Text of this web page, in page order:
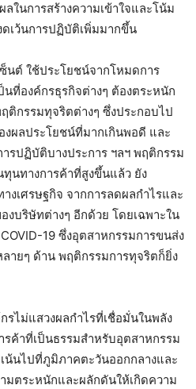
ในการสร้างความเข้าใจและโน้ม
เว้นการปฏิบัติเพิ่มมากขึ้น
นต์ ใช้ประโยชน์จากโหมดการ
นที่องค์กรธุรกิจต่างๆ ต้องตระหนัก
ติกรรมทุจริตต่างๆ ซึ่งประกอบไป
งผลประโยชน์ที่มากเกินพอดี และ
ารปฏิบัติบางประการ ฯลฯ​ พฤติกรรม
นทางการค้าที่สูงขึ้นแล้ว ยัง
งเศรษฐกิจ จากการลดผลกำไรและ
งบริษัทต่างๆ อีกด้วย โดยเฉพาะใน
19 ซึ่งอุตสาหกรรมการขนส่ง
ายๆ ด้าน พฤติกรรมการทุจริตก็ยิ่ง
รไม่แสวงผลกำไรที่เชื่อมั่นในพลัง
รค้าที่เป็นธรรมสำหรับอุตสาหกรรม
น้นไปที่ภูมิภาคตะวันออกกลางและ
ามตระหนักและผลักดันให้เกิดความ